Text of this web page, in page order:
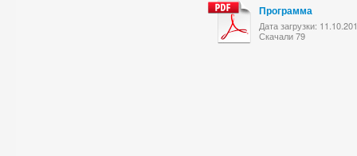
Программа
Дата загрузки:
Скачали 79